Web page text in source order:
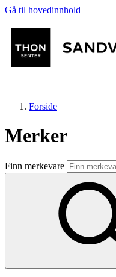
Gå til hovedinnhold
Butikker
Mat og drikke
Aktiviteter
Forside
Merker
Finn merkevare